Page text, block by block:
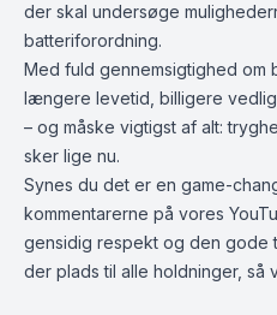
der skal undersøge
batteriforordning.
Med fuld gennemsigtighed om
længere levetid, billigere
– og måske vigtigst af alt:
sker lige nu.
Synes du det er en game-
kommentarerne på vores
gensidig respekt og den gode
der plads til alle holdninger, så